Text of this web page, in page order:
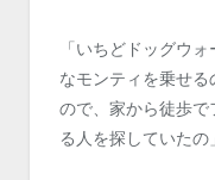
「いちどドッグウ
なモンティを乗せ
ので、家から徒歩
る人を探していたの